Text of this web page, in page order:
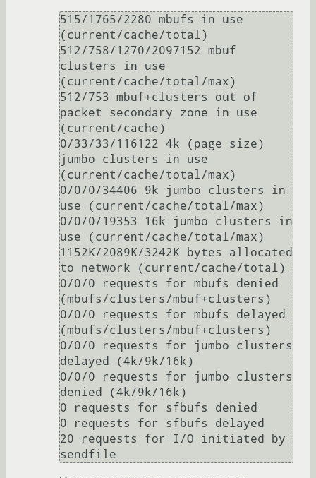
515/1765/2280 mbufs in use
(current/cache/total)
512/758/1270/2097152 mbuf
clusters in use
(current/cache/total/max)
512/753 mbuf+clusters out of
packet secondary zone in use
(current/cache)
0/33/33/116122 4k (page size)
jumbo clusters in use
(current/cache/total/max)
0/0/0/34406 9k jumbo clusters in
use (current/cache/total/max)
0/0/0/19353 16k jumbo clusters in
use (current/cache/total/max)
1152K/2089K/3242K bytes allocated
to network (current/cache/total)
0/0/0 requests for mbufs denied
(mbufs/clusters/mbuf+clusters)
0/0/0 requests for mbufs delayed
(mbufs/clusters/mbuf+clusters)
0/0/0 requests for jumbo clusters
delayed (4k/9k/16k)
0/0/0 requests for jumbo clusters
denied (4k/9k/16k)
0 requests for sfbufs denied
0 requests for sfbufs delayed
20 requests for I/O initiated by
sendfile